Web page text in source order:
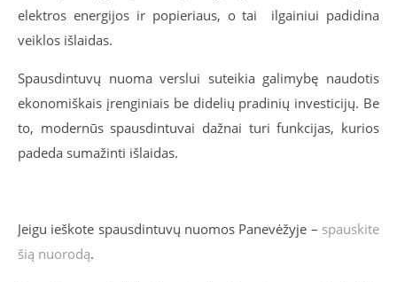
elektros energijos ir popieriaus, o tai ilgainiui padidina
veiklos išlaidas.
Spausdintuvų nuoma verslui suteikia galimybę naudotis
ekonomiškais įrenginiais be didelių pradinių investicijų. Be
to, modernūs spausdintuvai dažnai turi funkcijas, kurios
padeda sumažinti išlaidas.
Jeigu ieškote spausdintuvų nuomos Panevėžyje – spauskite
šią nuorodą.